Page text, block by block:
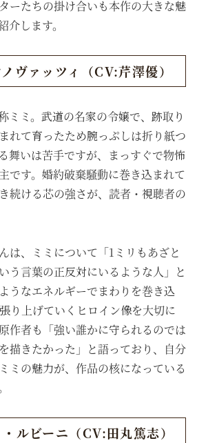
ーたちの掛け合いも本作の大きな魅
介します。
ヴァッツィ（CV:芹澤優）
ミミ。武道の名家の令嬢で、跡取り
れて育ったため腕っぷしは折り紙つ
舞いは苦手ですが、まっすぐで物怖
です。婚約破棄騒動に巻き込まれて
続ける芯の強さが、読者・視聴者の
は、ミミについて「1ミリもあざと
う言葉の正反対にいるような人」と
うなエネルギーでまわりを巻き込
り上げていくヒロイン像を大切に
作者も「強い誰かに守られるのでは
描きたかった」と語っており、自分
ミの魅力が、作品の核になっている
ルビーニ（CV:田丸篤志）